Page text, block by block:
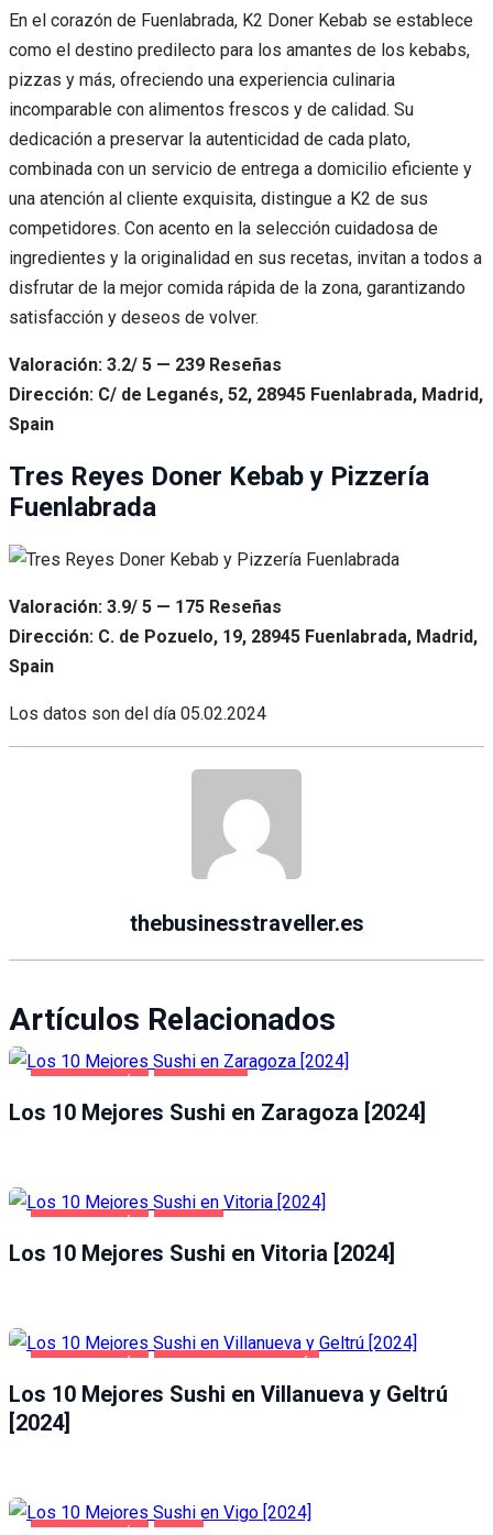
En el corazón de Fuenlabrada, K2 Doner Kebab se establece
como el destino predilecto para los amantes de los kebabs,
pizzas y más, ofreciendo una experiencia culinaria
incomparable con alimentos frescos y de calidad. Su
dedicación a preservar la autenticidad de cada plato,
combinada con un servicio de entrega a domicilio eficiente y
una atención al cliente exquisita, distingue a K2 de sus
competidores. Con acento en la selección cuidadosa de
ingredientes y la originalidad en sus recetas, invitan a todos a
disfrutar de la mejor comida rápida de la zona, garantizando
satisfacción y deseos de volver.
Valoración: 3.2/ 5 — 239 Reseñas
Dirección: C/ de Leganés, 52, 28945 Fuenlabrada, Madrid,
Spain
Tres Reyes Doner Kebab y Pizzería
Fuenlabrada
Valoración: 3.9/ 5 — 175 Reseñas
Dirección: C. de Pozuelo, 19, 28945 Fuenlabrada, Madrid,
Spain
Los datos son del día 05.02.2024
thebusinesstraveller.es
Artículos Relacionados
Los 10 Mejores Sushi en Zaragoza [2024]
Los 10 Mejores Sushi en Vitoria [2024]
Los 10 Mejores Sushi en Villanueva y Geltrú
[2024]